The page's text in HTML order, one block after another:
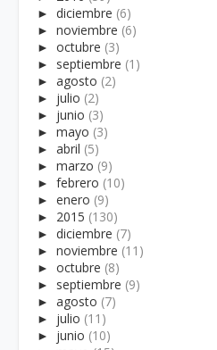
► diciembre (6)
► noviembre (6)
► octubre (3)
► septiembre (1)
► agosto (2)
► julio (2)
► junio (3)
► mayo (3)
► abril (5)
► marzo (9)
► febrero (10)
► enero (9)
► 2015 (130)
► diciembre (7)
► noviembre (11)
► octubre (8)
► septiembre (9)
► agosto (7)
► julio (11)
► junio (10)